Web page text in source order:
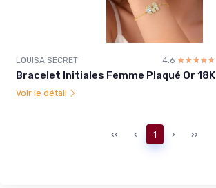
LOUISA SECRET 4.6 ☆☆☆☆☆
★★★★★
Bracelet Initiales Femme Plaqué Or 18K
Voir le détail
‹‹ ‹ 1 › ››